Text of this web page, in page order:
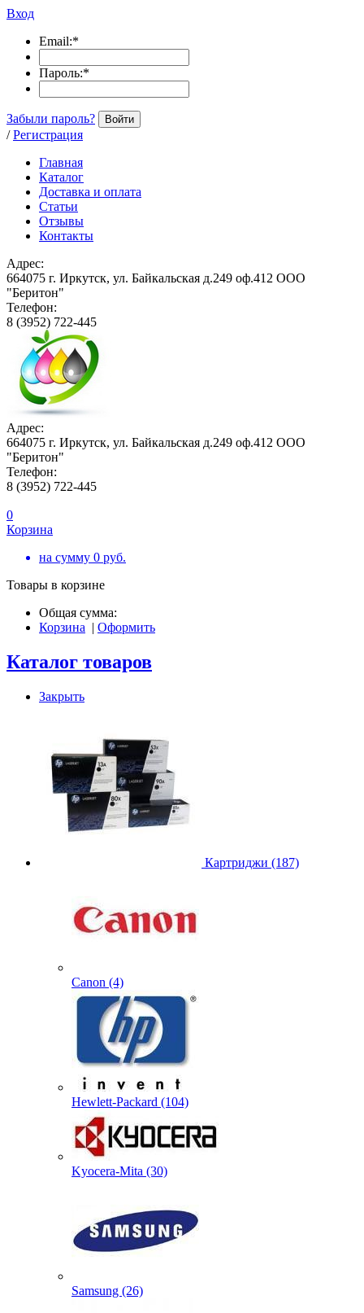
Вход
Email:*
Пароль:*
Забыли пароль? Войти
/ Регистрация
Главная
Каталог
Доставка и оплата
Статьи
Отзывы
Контакты
Адрес:
664075 г. Иркутск, ул. Байкальская д.249 оф.412 ООО
"Беритон"
Телефон:
8 (3952) 722-445
Адрес:
664075 г. Иркутск, ул. Байкальская д.249 оф.412 ООО
"Беритон"
Телефон:
8 (3952) 722-445
0
Корзина
на сумму 0 руб.
Товары в корзине
Общая сумма:
Корзина | Оформить
Каталог товаров
Закрыть
Картриджи (187)
Canon (4)
Hewlett-Packard (104)
Kyocera-Mita (30)
Samsung (26)